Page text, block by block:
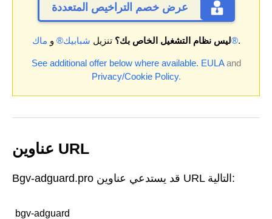
عرض خصم التراخيص المتعددة
ليس نظام التشغيل الخاص بك؟ تنزيل شبابيك® و ماك®.
See additional offer below where available. EULAand
Privacy/Cookie Policy.
عناوين URL
Bgv-adguard.pro قد يستدعي عناوين URL التالية:
bgv-adguard